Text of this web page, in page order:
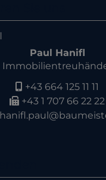
Paul Hanifl
+43 664 125 11 11
+43 1 707 66 22 22